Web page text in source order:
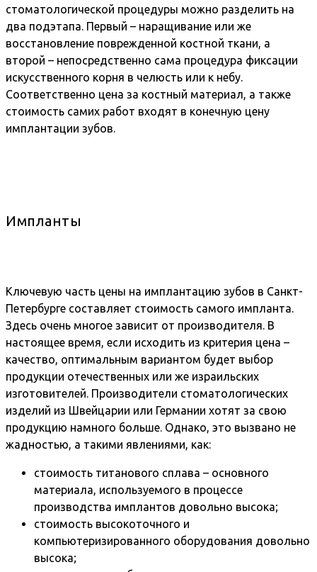
стоматологической процедуры можно разделить на
два подэтапа. Первый – наращивание или же
восстановление поврежденной костной ткани, а
второй – непосредственно сама процедура фиксации
искусственного корня в челюсть или к небу.
Соответственно цена за костный материал, а также
стоимость самих работ входят в конечную цену
имплантации зубов.
Импланты
Ключевую часть цены на имплантацию зубов в Санкт-
Петербурге составляет стоимость самого импланта.
Здесь очень многое зависит от производителя. В
настоящее время, если исходить из критерия цена –
качество, оптимальным вариантом будет выбор
продукции отечественных или же израильских
изготовителей. Производители стоматологических
изделий из Швейцарии или Германии хотят за свою
продукцию намного больше. Однако, это вызвано не
жадностью, а такими явлениями, как:
стоимость титанового сплава – основного
материала, используемого в процессе
производства имплантов довольно высока;
стоимость высокоточного и
компьютеризированного оборудования довольно
высока;